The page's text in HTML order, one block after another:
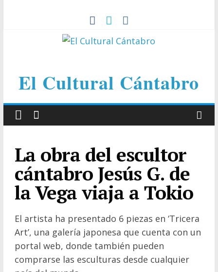
El Cultural Cántabro
La obra del escultor
cántabro Jesús G. de
la Vega viaja a Tokio
El artista ha presentado 6 piezas en ‘Tricera
Art’, una galería japonesa que cuenta con un
portal web, donde también pueden
comprarse las esculturas desde cualquier